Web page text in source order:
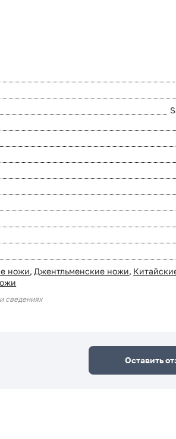
ножи, Джентльменские ножи,
сведениях
Оставить